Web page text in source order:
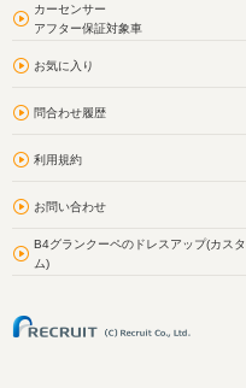
カーセンサー
アフター保証対象車
お気に入り
問合わせ履歴
利用規約
お問い合わせ
B4グランクーペのドレスアップ(カスタ
ム)